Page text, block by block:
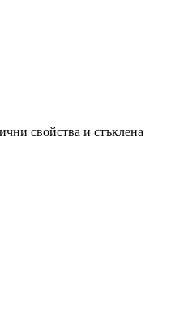
свойства и стъклена